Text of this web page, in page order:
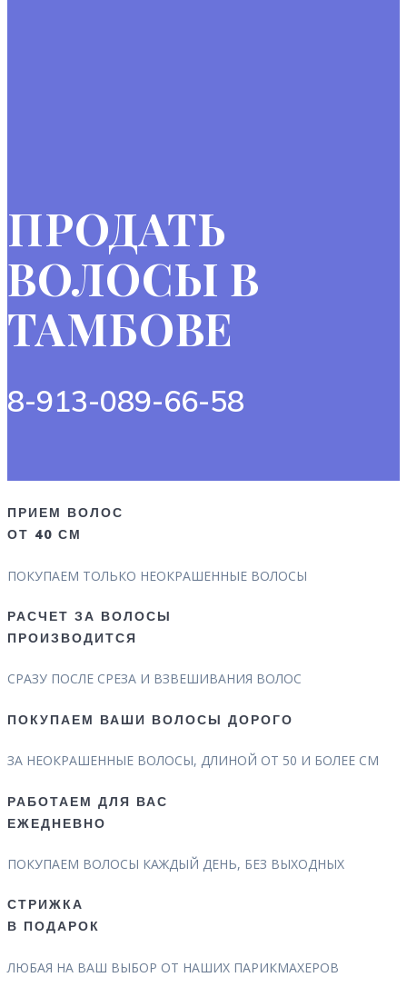
ПРОДАТЬ
ВОЛОСЫ В
ТАМБОВЕ
8-913-089-66-58
ПРИЕМ ВОЛОС
ОТ 40 СМ
ПОКУПАЕМ ТОЛЬКО НЕОКРАШЕННЫЕ ВОЛОСЫ
РАСЧЕТ ЗА ВОЛОСЫ
ПРОИЗВОДИТСЯ
СРАЗУ ПОСЛЕ СРЕЗА И ВЗВЕШИВАНИЯ ВОЛОС
ПОКУПАЕМ ВАШИ ВОЛОСЫ ДОРОГО
ЗА НЕОКРАШЕННЫЕ ВОЛОСЫ, ДЛИНОЙ ОТ 50 И БОЛЕЕ СМ
РАБОТАЕМ ДЛЯ ВАС
ЕЖЕДНЕВНО
ПОКУПАЕМ ВОЛОСЫ КАЖДЫЙ ДЕНЬ, БЕЗ ВЫХОДНЫХ
СТРИЖКА
В ПОДАРОК
ЛЮБАЯ НА ВАШ ВЫБОР ОТ НАШИХ ПАРИКМАХЕРОВ